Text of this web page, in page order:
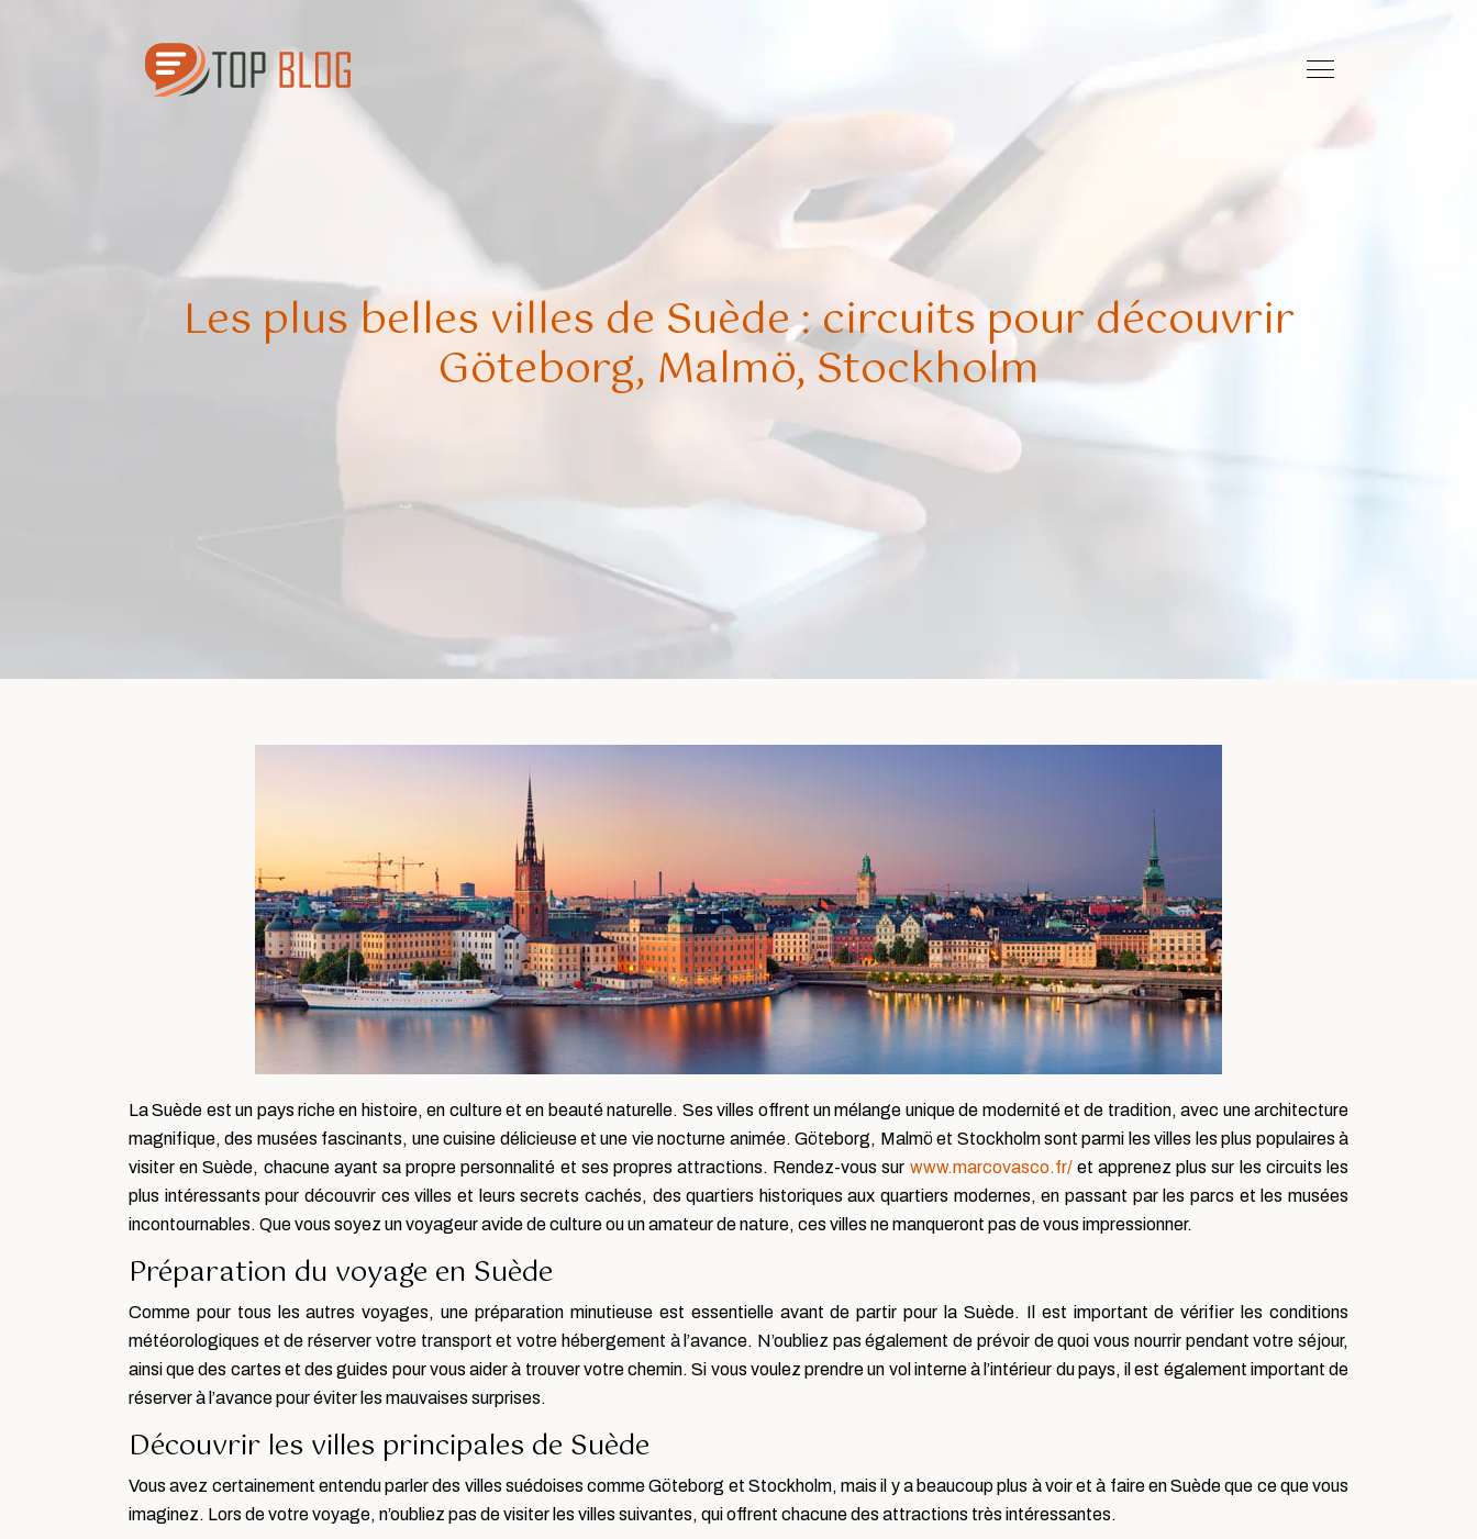
Les plus belles villes de Suède : circuits pour découvrir
Göteborg, Malmö, Stockholm
La Suède est un pays riche en histoire, en culture et en beauté naturelle. Ses villes offrent un mélange unique de modernité et de tradition, avec une architecture
magnifique, des musées fascinants, une cuisine délicieuse et une vie nocturne animée. Göteborg, Malmö et Stockholm sont parmi les villes les plus populaires à
visiter en Suède, chacune ayant sa propre personnalité et ses propres attractions. Rendez-vous sur www.marcovasco.fr/et apprenez plus sur les circuits les
plus intéressants pour découvrir ces villes et leurs secrets cachés, des quartiers historiques aux quartiers modernes, en passant par les parcs et les musées
incontournables. Que vous soyez un voyageur avide de culture ou un amateur de nature, ces villes ne manqueront pas de vous impressionner.
Préparation du voyage en Suède
Comme pour tous les autres voyages, une préparation minutieuse est essentielle avant de partir pour la Suède. Il est important de vérifier les conditions
météorologiques et de réserver votre transport et votre hébergement à l’avance. N’oubliez pas également de prévoir de quoi vous nourrir pendant votre séjour,
ainsi que des cartes et des guides pour vous aider à trouver votre chemin. Si vous voulez prendre un vol interne à l’intérieur du pays, il est également important de
réserver à l’avance pour éviter les mauvaises surprises.
Découvrir les villes principales de Suède
Vous avez certainement entendu parler des villes suédoises comme Göteborg et Stockholm, mais il y a beaucoup plus à voir et à faire en Suède que ce que vous
imaginez. Lors de votre voyage, n’oubliez pas de visiter les villes suivantes, qui offrent chacune des attractions très intéressantes.